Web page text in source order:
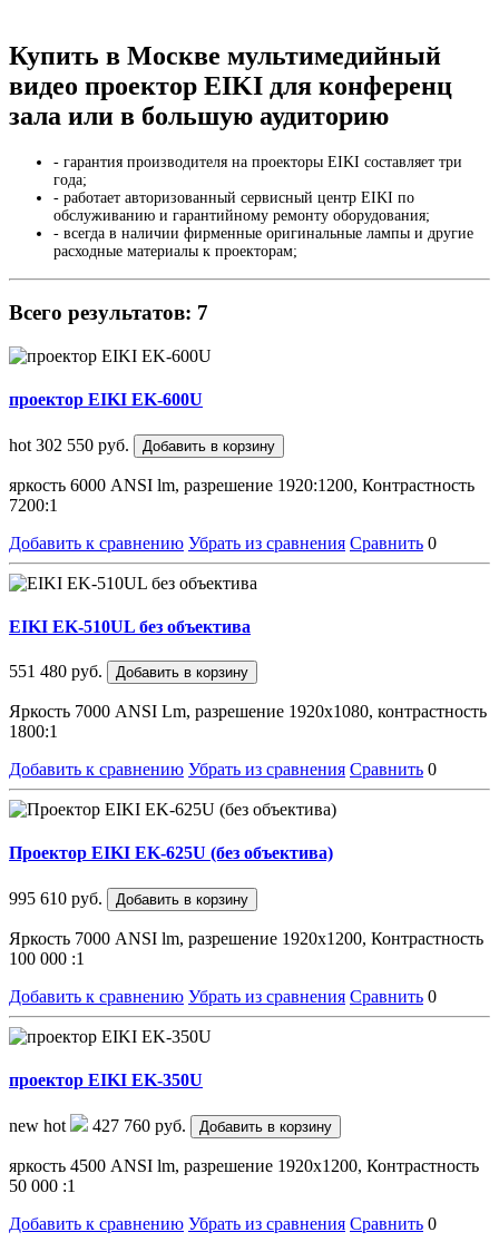
Купить в Москве мультимедийный
видео проектор EIKI для конференц
зала или в большую аудиторию
- гарантия производителя на проекторы EIKI составляет три
года;
- работает авторизованный сервисный центр EIKI по
обслуживанию и гарантийному ремонту оборудования;
- всегда в наличии фирменные оригинальные лампы и другие
расходные материалы к проекторам;
Всего результатов: 7
проектор EIKI EK-600U
hot 302 550 руб. Добавить в корзину
яркость 6000 ANSI lm, разрешение 1920:1200, Контрастность
7200:1
Добавить к сравнению Убрать из сравнения Сравнить 0
EIKI EK-510UL без объектива
551 480 руб. Добавить в корзину
Яркость 7000 ANSI Lm, разрешение 1920x1080, контрастность
1800:1
Добавить к сравнению Убрать из сравнения Сравнить 0
Проектор EIKI EK-625U (без объектива)
995 610 руб. Добавить в корзину
Яркость 7000 ANSI lm, разрешение 1920x1200, Контрастность
100 000 :1
Добавить к сравнению Убрать из сравнения Сравнить 0
проектор EIKI EK-350U
new hot 427 760 руб. Добавить в корзину
яркость 4500 ANSI lm, разрешение 1920x1200, Контрастность
50 000 :1
Добавить к сравнению Убрать из сравнения Сравнить 0